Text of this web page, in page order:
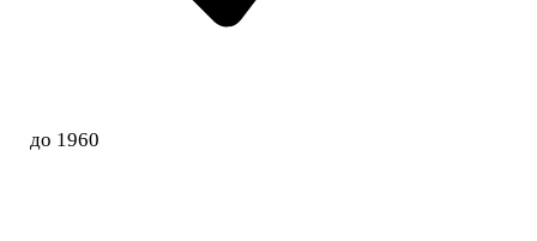
до 1960